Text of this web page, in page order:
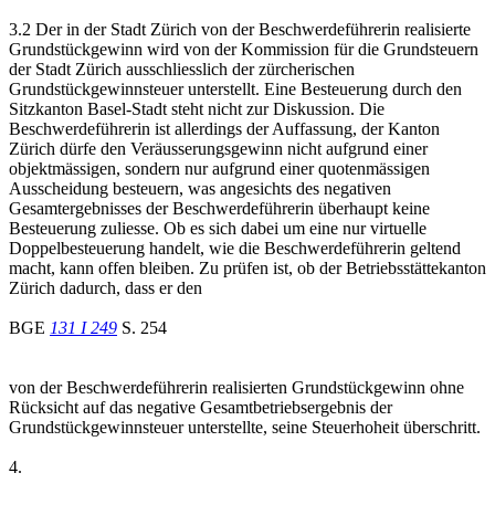
3.2 Der in der Stadt Zürich von der Beschwerdeführerin realisierte
Grundstückgewinn wird von der Kommission für die Grundsteuern
der Stadt Zürich ausschliesslich der zürcherischen
Grundstückgewinnsteuer unterstellt. Eine Besteuerung durch den
Sitzkanton Basel-Stadt steht nicht zur Diskussion. Die
Beschwerdeführerin ist allerdings der Auffassung, der Kanton
Zürich dürfe den Veräusserungsgewinn nicht aufgrund einer
objektmässigen, sondern nur aufgrund einer quotenmässigen
Ausscheidung besteuern, was angesichts des negativen
Gesamtergebnisses der Beschwerdeführerin überhaupt keine
Besteuerung zuliesse. Ob es sich dabei um eine nur virtuelle
Doppelbesteuerung handelt, wie die Beschwerdeführerin geltend
macht, kann offen bleiben. Zu prüfen ist, ob der Betriebsstättekanton
Zürich dadurch, dass er den
BGE 131 I 249 S. 254
von der Beschwerdeführerin realisierten Grundstückgewinn ohne
Rücksicht auf das negative Gesamtbetriebsergebnis der
Grundstückgewinnsteuer unterstellte, seine Steuerhoheit überschritt.
4.